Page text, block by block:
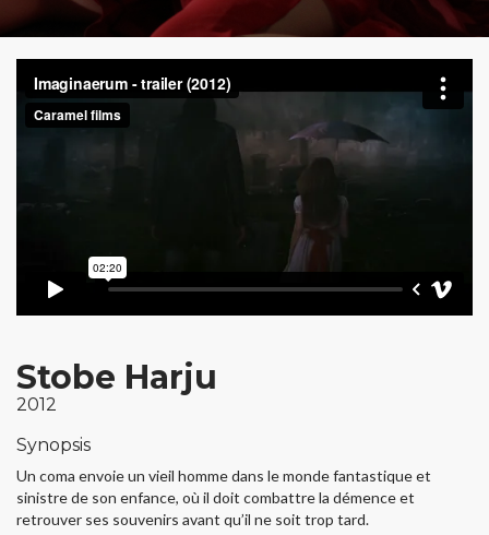
Stobe Harju
2012
Synopsis
Un coma envoie un vieil homme dans le monde fantastique et
sinistre de son enfance, où il doit combattre la démence et
retrouver ses souvenirs avant qu’il ne soit trop tard.